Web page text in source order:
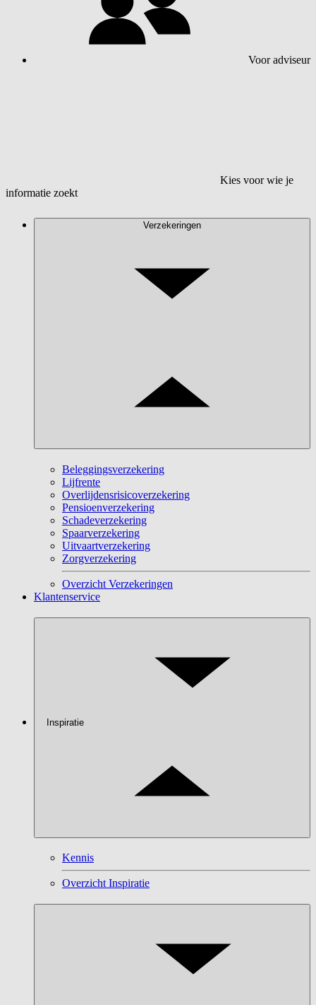
Voor adviseur
Kies voor wie je
informatie zoekt
Verzekeringen
Beleggingsverzekering
Lijfrente
Overlijdensrisicoverzekering
Pensioenverzekering
Schadeverzekering
Spaarverzekering
Uitvaartverzekering
Zorgverzekering
Overzicht Verzekeringen
Klantenservice
Inspiratie
Kennis
Overzicht Inspiratie